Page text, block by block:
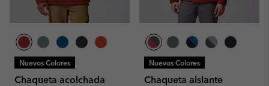
Nuevos Colores
Chaqueta acolchada
Nuevos Colores
Chaqueta aislante